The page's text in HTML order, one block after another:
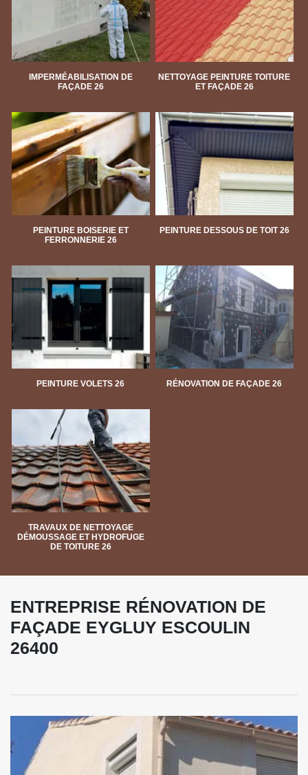
IMPERMÉABILISATION DE
FAÇADE 26
NETTOYAGE PEINTURE TOITURE
ET FAÇADE 26
PEINTURE BOISERIE ET
FERRONNERIE 26
PEINTURE DESSOUS DE TOIT 26
PEINTURE VOLETS 26 RÉNOVATION DE FAÇADE 26
TRAVAUX DE NETTOYAGE
DÉMOUSSAGE ET HYDROFUGE
DE TOITURE 26
ENTREPRISE RÉNOVATION DE
FAÇADE EYGLUY ESCOULIN
26400